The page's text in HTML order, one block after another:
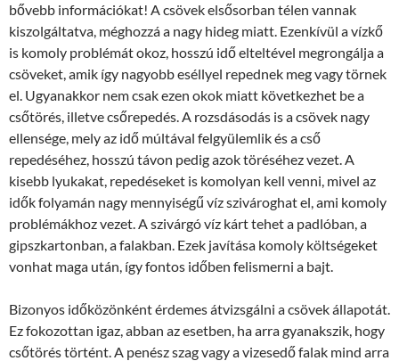
bővebb információkat! A csövek elsősorban télen vannak
kiszolgáltatva, méghozzá a nagy hideg miatt. Ezenkívül a vízkő
is komoly problémát okoz, hosszú idő elteltével megrongálja a
csöveket, amik így nagyobb eséllyel repednek meg vagy törnek
el. Ugyanakkor nem csak ezen okok miatt következhet be a
csőtörés, illetve csőrepedés. A rozsdásodás is a csövek nagy
ellensége, mely az idő múltával felgyülemlik és a cső
repedéséhez, hosszú távon pedig azok töréséhez vezet. A
kisebb lyukakat, repedéseket is komolyan kell venni, mivel az
idők folyamán nagy mennyiségű víz szivároghat el, ami komoly
problémákhoz vezet. A szivárgó víz kárt tehet a padlóban, a
gipszkartonban, a falakban. Ezek javítása komoly költségeket
vonhat maga után, így fontos időben felismerni a bajt.
Bizonyos időközönként érdemes átvizsgálni a csövek állapotát.
Ez fokozottan igaz, abban az esetben, ha arra gyanakszik, hogy
csőtörés történt. A penész szag vagy a vizesedő falak mind arra